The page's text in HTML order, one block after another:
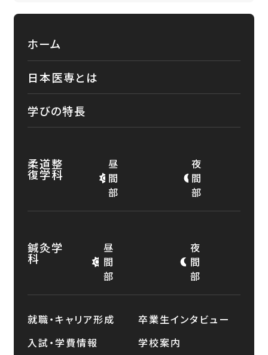
ホーム
日本医専とは
学びの特長
柔道整
復学科
昼
間
部
夜
間
部
鍼灸学
科
昼
間
部
夜
間
部
就職・キャリア形成
卒業生インタビュー
入試・学費情報
学校案内